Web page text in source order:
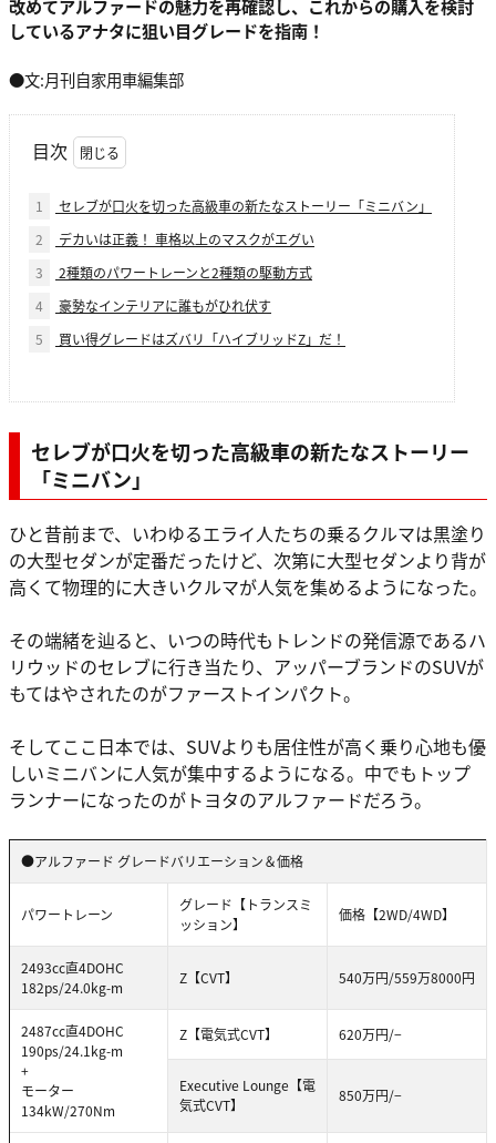
改めてアルファードの魅力を再確認し、これからの購入を検討
しているアナタに狙い目グレードを指南！
●文:月刊自家用車編集部
目次
1
セレブが口火を切った高級車の新たなストーリー「ミニバン」
2
デカいは正義！ 車格以上のマスクがエグい
3
2種類のパワートレーンと2種類の駆動方式
4
豪勢なインテリアに誰もがひれ伏す
5
買い得グレードはズバリ「ハイブリッドZ」だ！
セレブが口火を切った高級車の新たなストーリー
「ミニバン」
ひと昔前まで、いわゆるエライ人たちの乗るクルマは黒塗り
の大型セダンが定番だったけど、次第に大型セダンより背が
高くて物理的に大きいクルマが人気を集めるようになった。
その端緒を辿ると、いつの時代もトレンドの発信源であるハ
リウッドのセレブに行き当たり、アッパーブランドのSUVが
もてはやされたのがファーストインパクト。
そしてここ日本では、SUVよりも居住性が高く乗り心地も優
しいミニバンに人気が集中するようになる。中でもトップ
ランナーになったのがトヨタのアルファードだろう。
●アルファード グレードバリエーション＆価格
パワートレーン
グレード【トランスミ
ッション】
価格【2WD/4WD】
2493cc直4DOHC
182ps/24.0kg-m
Z【CVT】 540万円/559万8000円
2487cc直4DOHC
190ps/24.1kg-m
+
モーター
134kW/270Nm
Z【電気式CVT】 620万円/−
Executive Lounge【電
気式CVT】
850万円/−